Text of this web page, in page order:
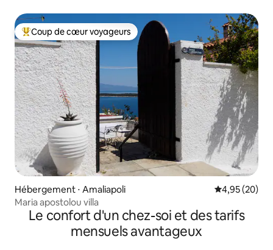
Coups de cœur voyageurs les plus appréciés
Coup de cœur voyageurs
Hébergement ⋅ Amaliapoli Évaluation
4,95 (20)
Maria apostolou villa
Le confort d'un chez-soi et des tarifs
mensuels avantageux